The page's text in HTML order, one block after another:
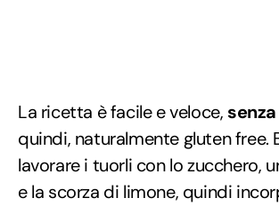
La ricetta è facile e veloce,
quindi, naturalmente gluten free.
lavorare i tuorli con lo zucchero,
e la scorza di limone, quindi